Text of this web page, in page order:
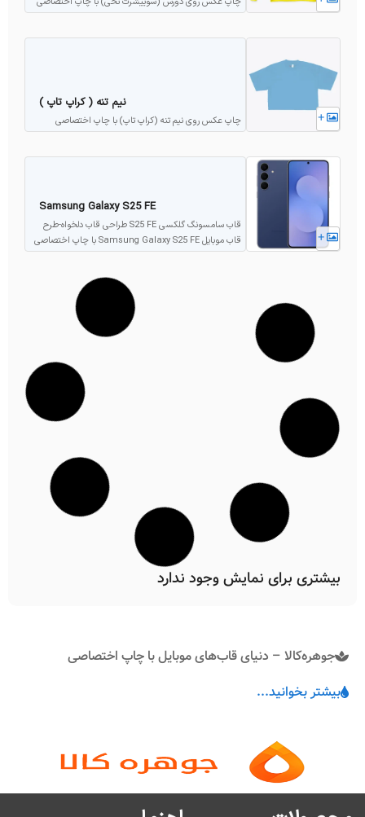
+ چاپ عکس روی نیم تنه (کراپ تاپ) با چاپ اختصاصی
نیم تنه ( کراپ تاپ )
+
قاب سامسونگ گلکسی S25 FE طراحی قاب دلخواه-طرح
قاب موبایل Samsung Galaxy S25 FE با چاپ اختصاصی
Samsung Galaxy S25 FE
بیشتری برای نمایش وجود ندارد
جوهره‌کالا – دنیای قاب‌های موبایل با چاپ اختصاصی
بیشتر بخوانید...